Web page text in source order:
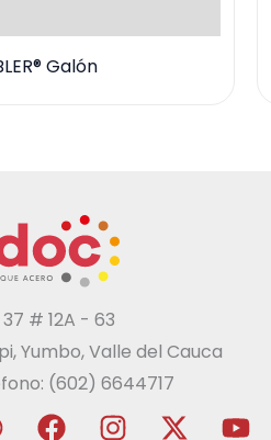
Galón
# 12A - 63
Yumbo, Valle del Cauca
(602) 6644717
F I X Y
L